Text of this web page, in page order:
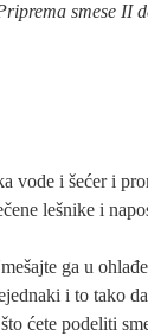
smese II
vode i šećer i
lešnike i
ga u
i to tako
ćete podeliti